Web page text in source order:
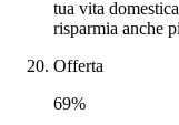
tua vita
risparmia anche
Offerta
69%